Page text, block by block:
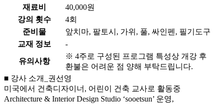
재료비
40,000원
강의 횟수
4회
준비물
앞치마, 팔토시, 가위, 풀, 싸인펜, 필기도구
교재 정보
-
유의사항
※ 4주로 구성된 프로그램 특성상 개강 후
환불은 어려운 점 양해 부탁드립니다.
■ 강사 소개_권선영
미국에서 건축디자이너, 어린이 건축 교사로 활동중
Architecture & Interior Design Studio ‘sooetsun’ 운영,